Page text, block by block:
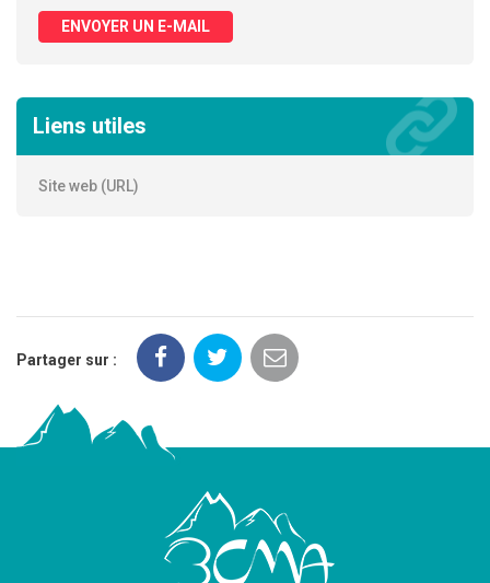
ENVOYER UN E-MAIL
Liens utiles
Site web (URL)
Partager sur :